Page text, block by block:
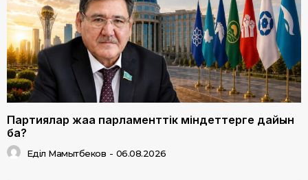
Партиялар жаңа парламенттік міндеттерге дайын
ба?
Еділ Мамытбеков - 06.08.2026